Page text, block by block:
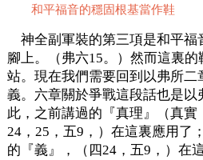
和平福音的穩固根基當作鞋
神全副軍裝的第三項是和平福
腳上。（弗六15。）然而這裏
站。現在我們需要回到以弗所
義。六章關於爭戰這段話也是以
此，之前講過的『真理』（真實
24，25，五9，）在這裏應用了
的『義』，（四24，五9，）在